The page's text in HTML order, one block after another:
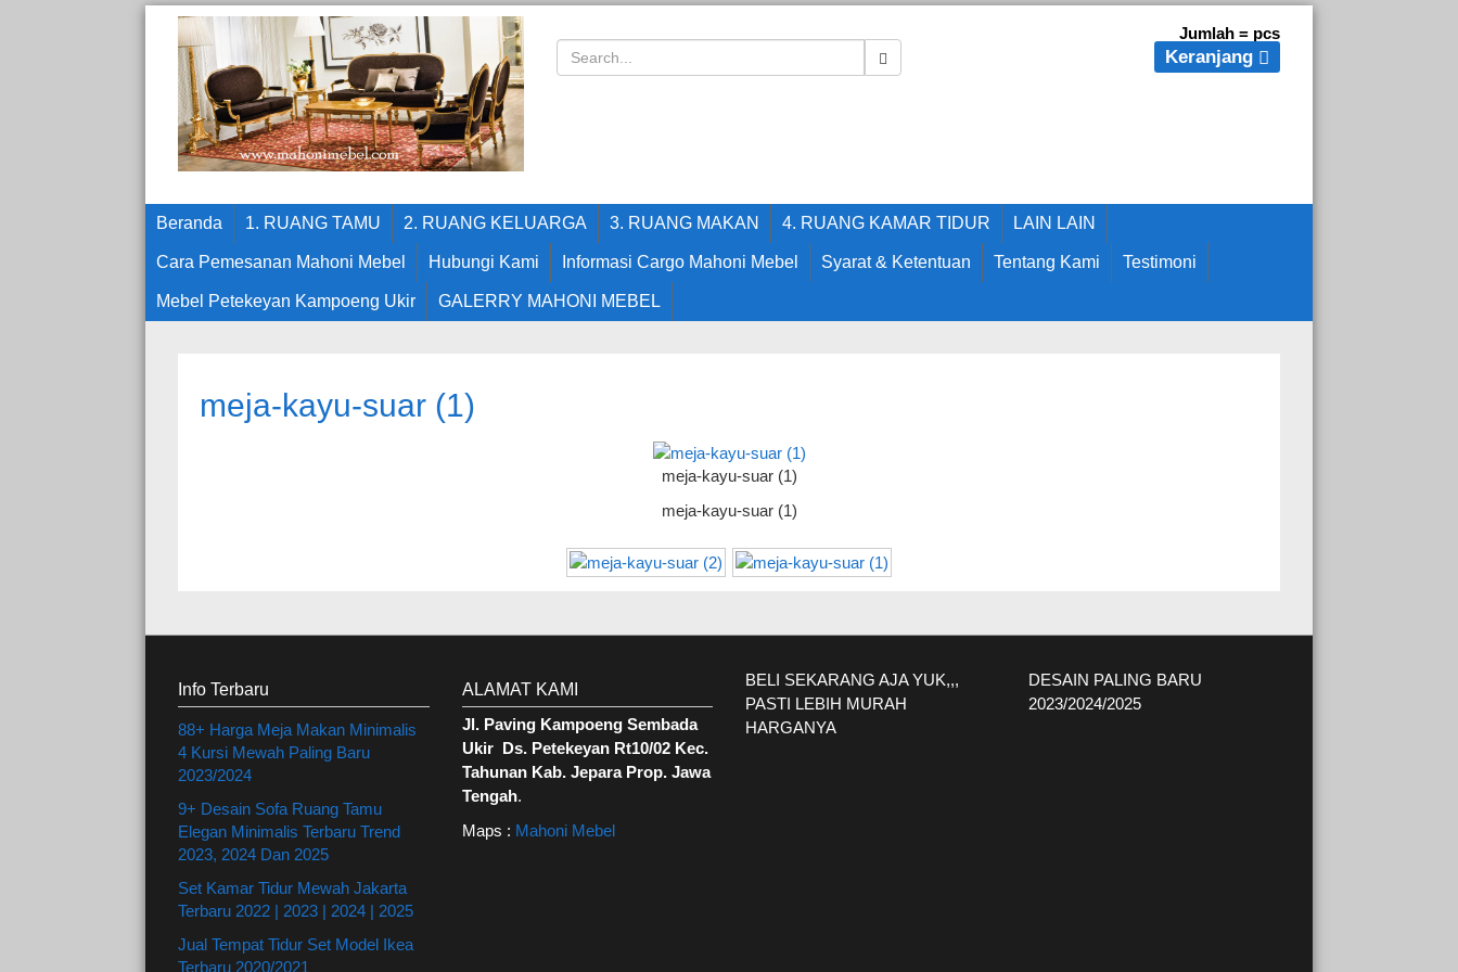
Jumlah = pcs
Keranjang
Beranda 1. RUANG TAMU 2. RUANG KELUARGA 3. RUANG MAKAN 4. RUANG KAMAR TIDUR LAIN LAIN
Cara Pemesanan Mahoni Mebel Hubungi Kami Informasi Cargo Mahoni Mebel Syarat & Ketentuan Tentang Kami Testimoni
Mebel Petekeyan Kampoeng Ukir GALERRY MAHONI MEBEL
meja-kayu-suar (1)
meja-kayu-suar (1)
meja-kayu-suar (1)
Info Terbaru
88+ Harga Meja Makan Minimalis
4 Kursi Mewah Paling Baru
2023/2024
9+ Desain Sofa Ruang Tamu
Elegan Minimalis Terbaru Trend
2023, 2024 Dan 2025
Set Kamar Tidur Mewah Jakarta
Terbaru 2022 | 2023 | 2024 | 2025
Jual Tempat Tidur Set Model Ikea
Terbaru 2020/2021
ALAMAT KAMI
Jl. Paving Kampoeng Sembada
Ukir Ds. Petekeyan Rt10/02 Kec.
Tahunan Kab. Jepara Prop. Jawa
Tengah.
Maps : Mahoni Mebel
BELI SEKARANG AJA YUK,,,
PASTI LEBIH MURAH
HARGANYA
DESAIN PALING BARU
2023/2024/2025